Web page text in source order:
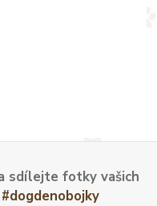
sdílejte fotky vašich
#dogdenobojky